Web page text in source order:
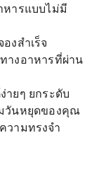
หารแบบไม่มี
งสำเร็จ
างอาหารที่ผ่าน
ยๆ ยกระดับ
วันหยุดของคุณ
วามทรงจำ